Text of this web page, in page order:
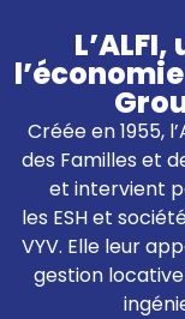
Créée en 1955,
des Familles et
et intervient
les ESH et
VYV. Elle leur
gestion